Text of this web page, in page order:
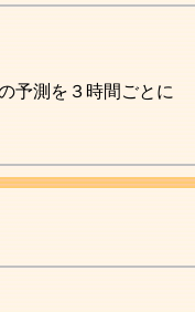
予測を３時間ごとに